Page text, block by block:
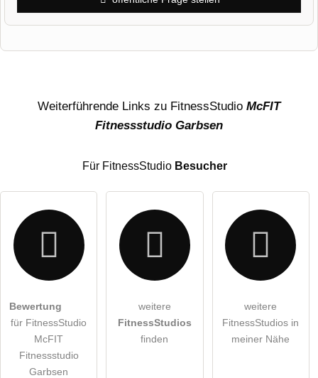
DieDatenschutzerklärunghabe ich zur Kenntnis genommen.
öffentliche Frage stellen
Weiterführende Links zu FitnessStudio McFIT
Fitnessstudio Garbsen
Für FitnessStudio Besucher
Bewertung
für FitnessStudio
McFIT
Fitnessstudio
Garbsen
weitere
FitnessStudios
finden
weitere
FitnessStudios in
meiner Nähe